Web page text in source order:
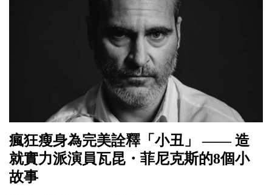
瘋狂瘦身為完美詮釋「小丑」 —— 造
就實力派演員瓦昆・菲尼克斯的8個小
故事